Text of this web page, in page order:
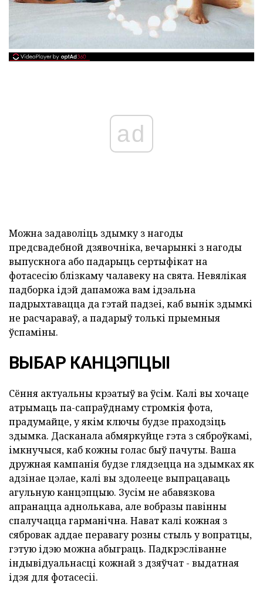
ad
Можна задаволіць здымку з нагоды
предсвадебной дзявочніка, вечарынкі з нагоды
выпускнога або падарыць сертыфікат на
фотасесію блізкаму чалавеку на свята. Невялікая
падборка ідэй дапаможа вам ідэальна
падрыхтавацца да гэтай падзеі, каб вынік здымкі
не расчараваў, а падарыў толькі прыемныя
ўспаміны.
ВЫБАР КАНЦЭПЦЫІ
Сёння актуальны крэатыў ва ўсім. Калі вы хочаце
атрымаць па-сапраўднаму стромкія фота,
прадумайце, у якім ключы будзе праходзіць
здымка. Дасканала абмяркуйце гэта з сяброўкамі,
імкнучыся, каб кожны голас быў пачуты. Ваша
дружная кампанія будзе глядзецца на здымках як
адзінае цэлае, калі вы здолееце выпрацаваць
агульную канцэпцыю. Зусім не абавязкова
апранацца аднолькава, але вобразы павінны
спалучацца гарманічна. Нават калі кожная з
сябровак аддае перавагу розны стыль у вопратцы,
гэтую ідэю можна абыграць. Падкрэсліванне
індывідуальнасці кожнай з дзяўчат - выдатная
ідэя для фотасесіі.